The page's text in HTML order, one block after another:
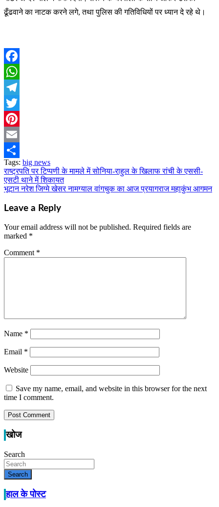
ढूँढवाने का नाटक करने लगे, तथा पुलिस की गतिविधियों पर ध्यान दे रहे थे।
Facebook
WhatsApp
Telegram
Twitter
Pinterest
Email
Share
Tags: big news
Post
navigation
राष्ट्रपति पर टिप्पणी के मामले में सोनिया-राहुल के खिलाफ रांची के एससी-
एसटी थाने में शिकायत
भूटान नरेश जिग्मे खेसर नामग्याल वांगचुक का आज प्रयागराज महाकुंभ आगमन
Leave a Reply
Your email address will not be published. Required fields are
marked *
Comment *
Name *
Email *
Website
Save my name, email, and website in this browser for the next
time I comment.
खोज
Search
Search
हाल के पोस्ट